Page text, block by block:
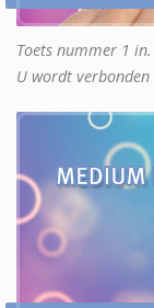
Toets nummer 1 in.
U wordt